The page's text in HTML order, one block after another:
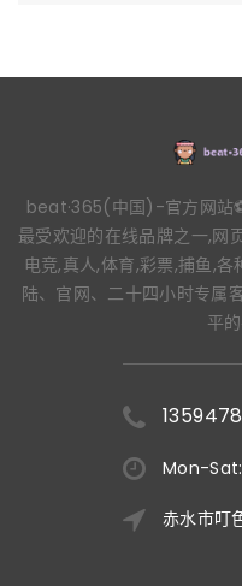
beat·365(中国)-官方网站
最受欢迎的在线品牌之一,网
电竞,真人,体育,彩票,捕鱼,
陆、官网、二十四小时专属
平
Mon-
赤水市叮